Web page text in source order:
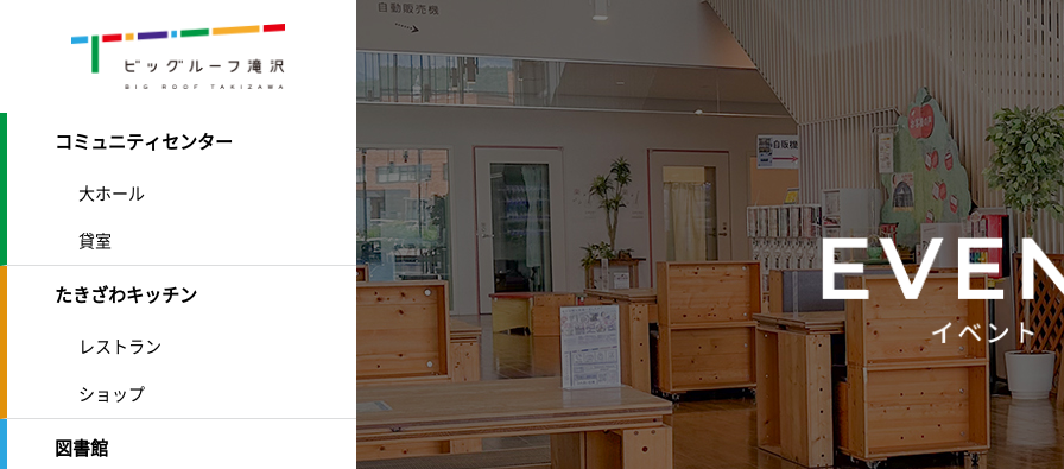
コミュニティセンター
大ホール
貸室
たきざわキッチン
レストラン
ショップ
図書館